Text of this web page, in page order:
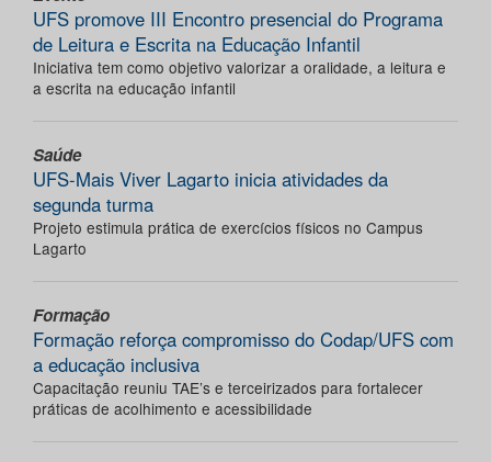
UFS promove III Encontro presencial do Programa
de Leitura e Escrita na Educação Infantil
Iniciativa tem como objetivo valorizar a oralidade, a leitura e
a escrita na educação infantil
Saúde
UFS-Mais Viver Lagarto inicia atividades da
segunda turma
Projeto estimula prática de exercícios físicos no Campus
Lagarto
Formação
Formação reforça compromisso do Codap/UFS com
a educação inclusiva
Capacitação reuniu TAE’s e terceirizados para fortalecer
práticas de acolhimento e acessibilidade